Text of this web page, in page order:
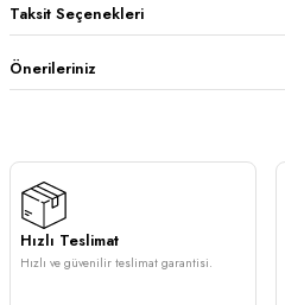
Taksit Seçenekleri
Önerileriniz
Hızlı Teslimat
Hızlı ve güvenilir teslimat garantisi.